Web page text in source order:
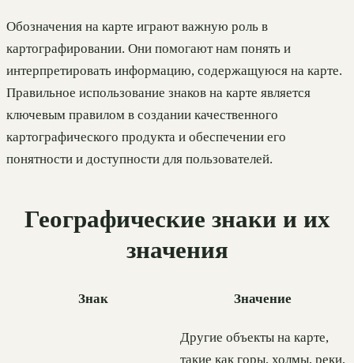
Обозначения на карте играют важную роль в
картографировании. Они помогают нам понять и
интерпретировать информацию, содержащуюся на карте.
Правильное использование знаков на карте является
ключевым правилом в создании качественного
картографического продукта и обеспечении его
понятности и доступности для пользователей.
Географические знаки и их
значения
Знак Значение
Другие объекты на карте,
такие как горы, холмы, реки,